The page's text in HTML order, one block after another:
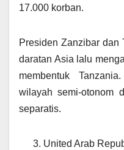
17.000 korban.
Presiden Zanzibar dan
daratan Asia lalu
membentuk
wilayah semi-otonom
separatis.
United Arab